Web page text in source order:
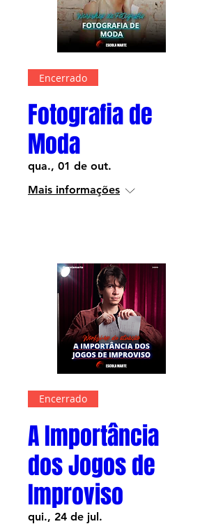
Encerrado
Fotografia de
Moda
qua., 01 de out.
Mais informações
Encerrado
A Importância
dos Jogos de
Improviso
qui., 24 de jul.